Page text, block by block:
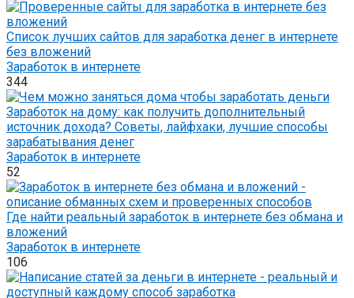
Список лучших сайтов для заработка денег в интернете
без вложений
Заработок в интернете
344
Заработок на дому: как получить дополнительный
источник дохода? Советы, лайфхаки, лучшие способы
зарабатывания денег
Заработок в интернете
52
Где найти реальный заработок в интернете без обмана и
вложений
Заработок в интернете
106